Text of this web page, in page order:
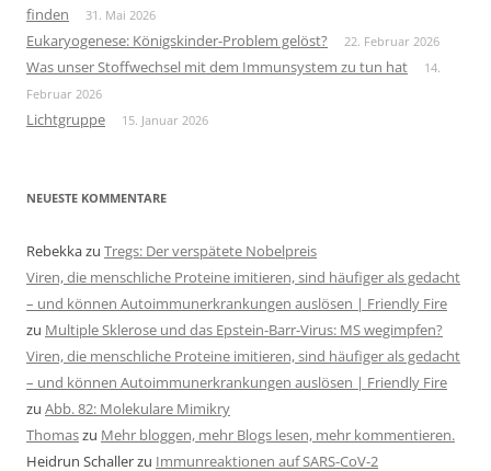
finden
31. Mai 2026
Eukaryogenese: Königskinder-Problem gelöst? 22. Februar 2026
Was unser Stoffwechsel mit dem Immunsystem zu tun hat
14.
Februar 2026
Lichtgruppe 15. Januar 2026
NEUESTE KOMMENTARE
Rebekkazu Tregs: Der verspätete Nobelpreis
Viren, die menschliche Proteine imitieren, sind häufiger als gedacht
– und können Autoimmunerkrankungen auslösen | Friendly Fire
zu Multiple Sklerose und das Epstein-Barr-Virus: MS wegimpfen?
Viren, die menschliche Proteine imitieren, sind häufiger als gedacht
– und können Autoimmunerkrankungen auslösen | Friendly Fire
zu Abb. 82: Molekulare Mimikry
Thomaszu Mehr bloggen, mehr Blogs lesen, mehr kommentieren.
Heidrun Schallerzu Immunreaktionen auf SARS-CoV-2